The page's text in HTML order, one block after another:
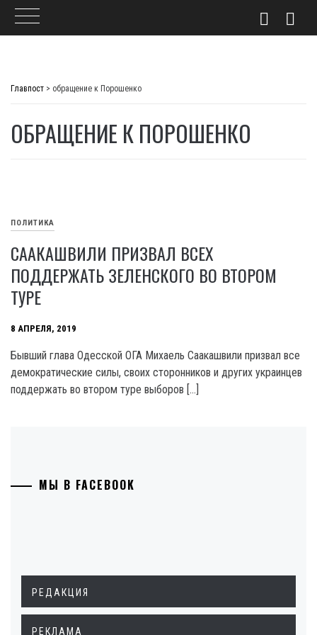
Главпост > обращение к Порошенко
ОБРАЩЕНИЕ К ПОРОШЕНКО
ПОЛИТИКА
СААКАШВИЛИ ПРИЗВАЛ ВСЕХ
ПОДДЕРЖАТЬ ЗЕЛЕНСКОГО ВО ВТОРОМ
ТУРЕ
8 АПРЕЛЯ, 2019
Бывший глава Одесской ОГА Михаель Саакашвили призвал все
демократические силы, своих сторонников и других украинцев
поддержать во втором туре выборов […]
МЫ В FACEBOOK
РЕДАКЦИЯ
РЕКЛАМА